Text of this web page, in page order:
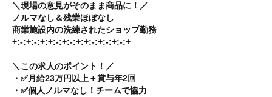
＼現場の意見がそのまま商品に！／
ノルマなし＆残業ほぼなし
商業施設内の洗練されたショップ勤務
+:-:+:-:+:+:-:+:-:+:+:-:+:-:+:-:+
＼この求人のポイント！／
・✅月給23万円以上＋賞与年2回
・✅個人ノルマなし！チームで協力